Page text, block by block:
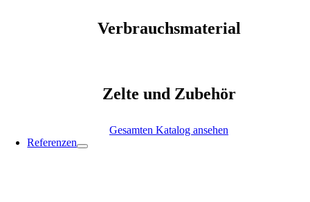
Verbrauchsmaterial
Zelte und Zubehör
Gesamten Katalog ansehen
Referenzen